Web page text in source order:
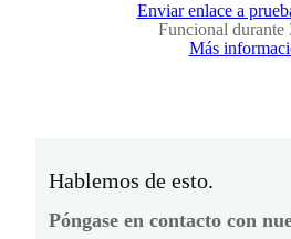
Enviar enlace a
Funcional durante
Más
Hablemos de esto.
Póngase en contacto con